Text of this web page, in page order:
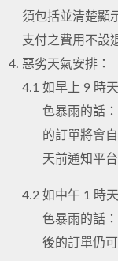
須包括並清楚顯
支付之費用不設
惡劣天氣安排：
4.1 如早上 9 時
色暴雨的話
的訂單將會
天前通知平
4.2 如中午 1 時
色暴雨的話
後的訂單仍